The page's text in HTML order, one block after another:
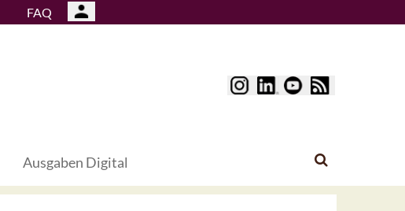
FAQ
Ausgaben Digital